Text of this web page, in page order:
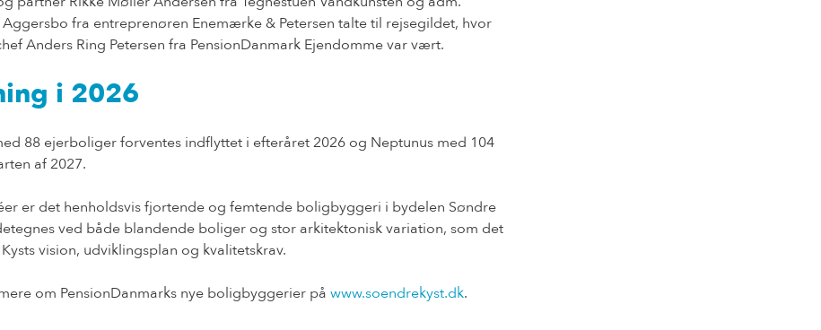
fra entreprenøren Enemærke & Petersen talte til rejsegildet, hvor
Anders Ring Petersen fra PensionDanmark Ejendomme var vært.
i 2026
88 ejerboliger forventes indflyttet i efteråret 2026 og Neptunus med 104
af 2027.
er det henholdsvis fjortende og femtende boligbyggeri i bydelen Søndre
ved både blandende boliger og stor arkitektonisk variation, som det
vision, udviklingsplan og kvalitetskrav.
om PensionDanmarks nye boligbyggerier på www.soendrekyst.dk.